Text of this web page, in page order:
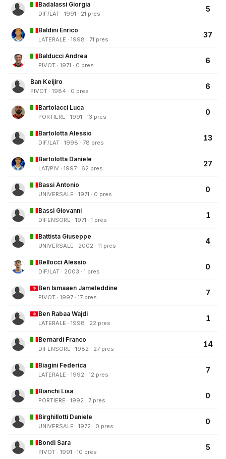
Badalassi Giorgia
DIF/LAT · 1991 · 21 pres
5
Baldini Enrico
LATERALE · 1998 · 71 pres
37
Balducci Andrea
PIVOT · 1971 · 0 pres
6
Ban Keijiro
PIVOT · 1984 · 0 pres
6
Bartolacci Luca
PORTIERE · 1991 · 13 pres
0
Bartolotta Alessio
DIF/LAT · 1998 · 78 pres
13
Bartolotta Daniele
LAT/PIV · 1997 · 62 pres
27
Bassi Antonio
UNIVERSALE · 1971 · 0 pres
0
Bassi Giovanni
DIFENSORE · 1971 · 1 pres
1
Battista Giuseppe
UNIVERSALE · 2002 · 11 pres
4
Bellocci Alessio
DIF/LAT · 2003 · 1 pres
0
Ben Ismaaen Jameleddine
PIVOT · 1997 · 17 pres
7
Ben Rabaa Wajdi
LATERALE · 1998 · 22 pres
1
Bernardi Franco
DIFENSORE · 1982 · 27 pres
14
Biagini Federica
LATERALE · 1992 · 12 pres
7
Bianchi Lisa
PORTIERE · 1992 · 7 pres
0
Birghillotti Daniele
UNIVERSALE · 1972 · 0 pres
0
Bondi Sara
PIVOT · 1991 · 10 pres
5